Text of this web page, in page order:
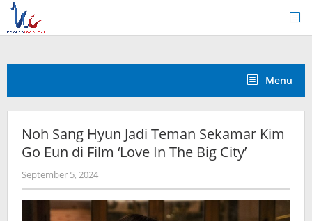
Skip
content
Menu
Noh Sang Hyun Jadi Teman Sekamar Kim
Go Eun di Film ‘Love In The Big City’
September 5, 2024by
wndwnrt